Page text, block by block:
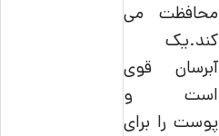
محافظت می
کند.یک
آبرسان قوی
است و
پوست را برای